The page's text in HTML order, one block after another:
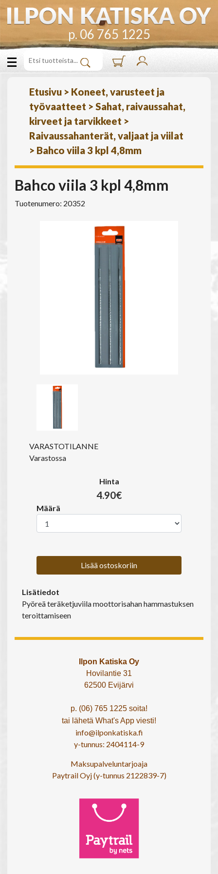
p. 06 765 1225
Etusivu > Koneet, varusteet ja
työvaatteet > Sahat, raivaussahat,
kirveet ja tarvikkeet >
Raivaussahanterät, valjaat ja viilat
> Bahco viila 3 kpl 4,8mm
Bahco viila 3 kpl 4,8mm
Tuotenumero: 20352
VARASTOTILANNE
Varastossa
Hinta
4.90€
Määrä
Lisää ostoskoriin
Lisätiedot
Pyöreä teräketjuviila moottorisahan hammastuksen
teroittamiseen
Ilpon Katiska Oy
Hovilantie 31
62500 Evijärvi
p. (06) 765 1225 soita!
tai lähetä What's App viesti!
info@ilponkatiska.fi
y-tunnus: 2404114-9
Maksupalveluntarjoaja
Paytrail Oyj (y-tunnus 2122839-7)